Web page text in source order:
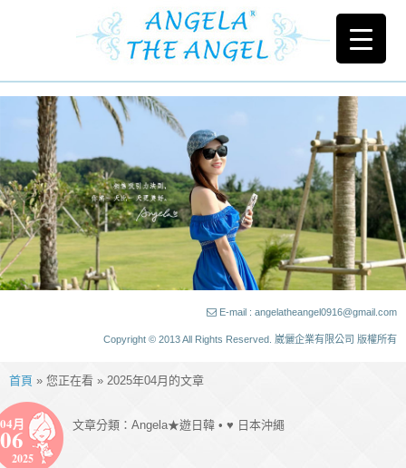
E-mail : angelatheangel0916@gmail.com
Copyright © 2013 All Rights Reserved. 崴儷企業有限公司 版權所有
首頁 » 您正在看 » 2025年04月的文章
04月
06
2025
文章分類： Angela★遊日韓 • ♥ 日本沖繩